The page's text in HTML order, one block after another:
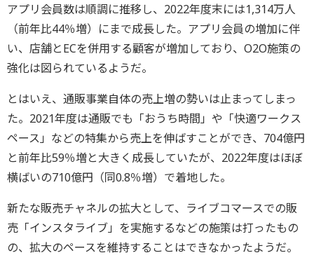
アプリ会員数は順調に推移し、2022年度末には1,314万人
（前年比44％増）にまで成長した。アプリ会員の増加に伴
い、店舗とECを併用する顧客が増加しており、O2O施策の
強化は図られているようだ。
とはいえ、通販事業自体の売上増の勢いは止まってしまっ
た。2021年度は通販でも「おうち時間」や「快適ワークス
ペース」などの特集から売上を伸ばすことができ、704億円
と前年比59％増と大きく成長していたが、2022年度はほぼ
横ばいの710億円（同0.8％増）で着地した。
新たな販売チャネルの拡大として、ライブコマースでの販
売「インスタライブ」を実施するなどの施策は打ったもの
の、拡大のペースを維持することはできなかったようだ。